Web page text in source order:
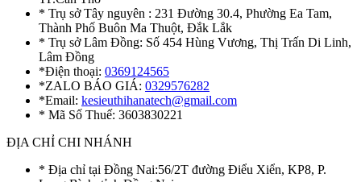
* Trụ sở Tây nguyên : 231 Đường 30.4, Phường Ea Tam,
Thành Phố Buôn Ma Thuột, Đắk Lắk
* Trụ sở Lâm Đồng: Số 454 Hùng Vương, Thị Trấn Di Linh,
Lâm Đồng
*Điện thoại: 0369124565
*ZALO BÁO GIÁ: 0329576282
*Email: kesieuthihanatech@gmail.com
* Mã Số Thuế: 3603830221
ĐỊA CHỈ CHI NHÁNH
* Địa chỉ tại Đồng Nai:56/2T đường Điểu Xiển, KP8, P.